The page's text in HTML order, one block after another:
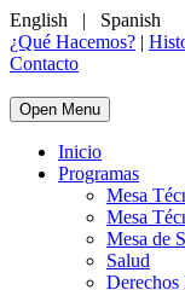
English |
Spanish
¿Qué Hacemos? |
Contacto
Open Menu
Inicio
Programas
Mesa
Mesa
Mesa de
Salud
Derechos